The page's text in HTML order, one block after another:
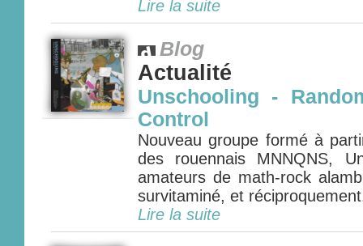
Lire la suite
Blog
Actualité
Unschooling -
Control
Nouveau groupe formé à
des rouennais MNNQNS,
amateurs de math-rock
survitaminé, et
Lire la suite